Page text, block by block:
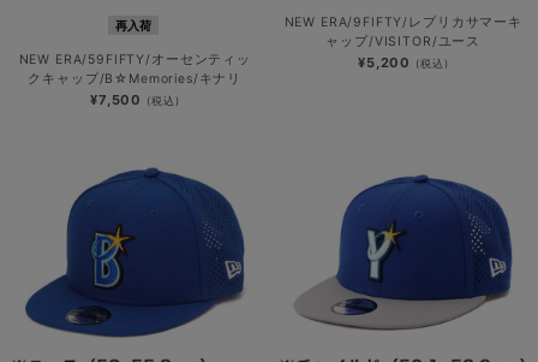
再入荷
NEW ERA/59FIFTY/オーセンティッ
クキャップ/B☆Memories/キナリ
¥7,500 (税込)
NEW ERA/9FIFTY/レプリカサマーキ
ャップ/VISITOR/ユース
¥5,200 (税込)